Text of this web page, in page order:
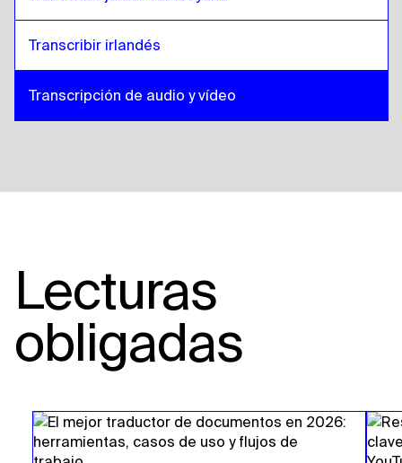
Transcribir irlandés
Transcripción de audio y vídeo
Lecturas
obligadas